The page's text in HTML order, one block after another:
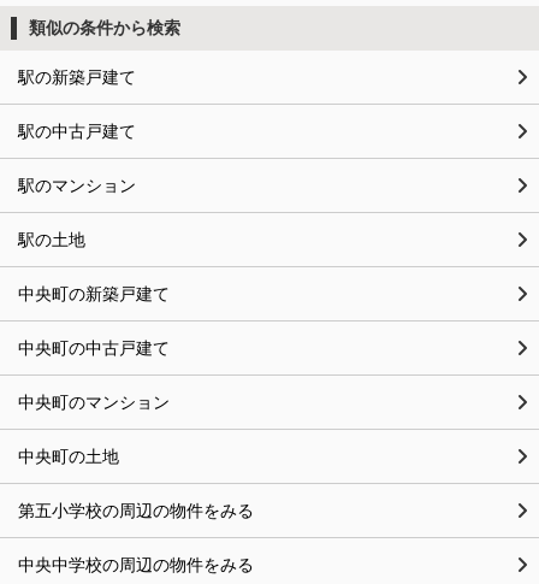
類似の条件から検索
駅の新築戸建て
駅の中古戸建て
駅のマンション
駅の土地
中央町の新築戸建て
中央町の中古戸建て
中央町のマンション
中央町の土地
第五小学校の周辺の物件をみる
中央中学校の周辺の物件をみる